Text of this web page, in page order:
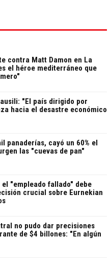
contra Matt Damon en La
el héroe mediterráneo que
"El país dirigido por
hacia el desastre económico
panaderías, cayó un 60% el
las "cuevas de pan"
"empleado fallado" debe
crucial sobre Eurnekian
no pudo dar precisiones
de $4 billones: "En algún